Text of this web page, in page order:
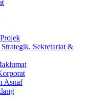
Sekretariat &
Asnaf